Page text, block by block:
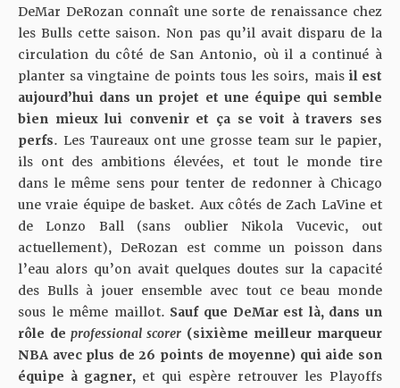
DeMar DeRozan connaît une sorte de renaissance chez
les Bulls cette saison. Non pas qu’il avait disparu de la
circulation du côté de San Antonio, où il a continué à
planter sa vingtaine de points tous les soirs, maisil est
aujourd’hui dans un projet et une équipe qui semble
bien mieux lui convenir et ça se voit à travers ses
perfs. Les Taureaux ont une grosse team sur le papier,
ils ont des ambitions élevées, et tout le monde tire
dans le même sens pour tenter de redonner à Chicago
une vraie équipe de basket. Aux côtés de Zach LaVine et
de Lonzo Ball (sans oublier Nikola Vucevic, out
actuellement), DeRozan est comme un poisson dans
l’eau alors qu’on avait quelques doutes sur la capacité
des Bulls à jouer ensemble avec tout ce beau monde
sous le même maillot. Sauf que DeMar est là, dans un
rôle de professional scorer (sixième meilleur marqueur
NBA avec plus de 26 points de moyenne) qui aide son
équipe à gagner, et qui espère retrouver les Playoffs